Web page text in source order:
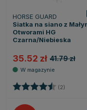
HORSE GUARD
Siatka na siano z
Otworami HG
Czarna/Niebieska
35.52 zł 41.79 zł
Ocena: (2) 4.5 na